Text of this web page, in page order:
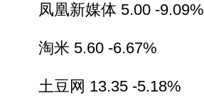
凤凰新媒体 5.00 -9.09%
淘米 5.60 -6.67%
土豆网 13.35 -5.18%